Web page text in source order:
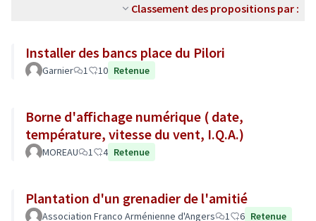
Classement des propositions par :
Installer des bancs place du Pilori
Garnier 1 10 Retenue
Borne d'affichage numérique ( date,
température, vitesse du vent, I.Q.A.)
MOREAU 1 4 Retenue
Plantation d'un grenadier de l'amitié
Association Franco Arménienne d'Angers 1 6 Retenue